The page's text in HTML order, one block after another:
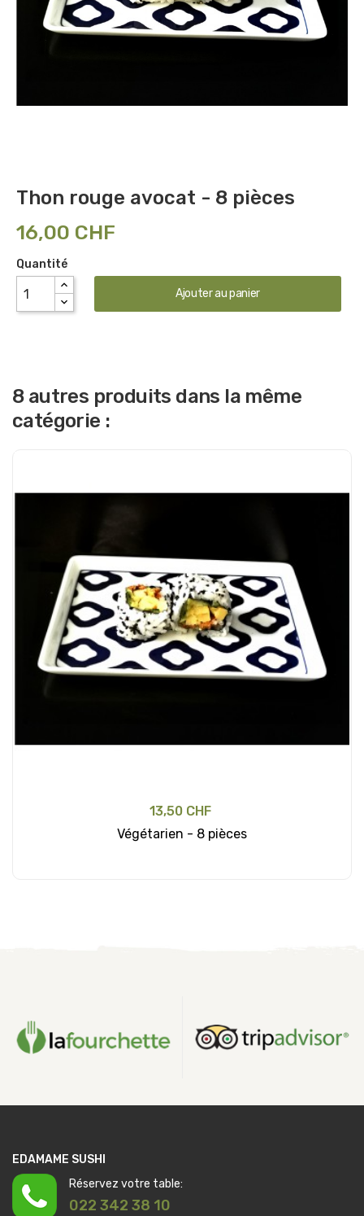
Thon rouge avocat - 8 pièces
16,00 CHF
Quantité
Ajouter au panier
8 autres produits dans la même
catégorie :
13,50 CHF
Végétarien - 8 pièces
EDAMAME SUSHI
Réservez votre table:
022 342 38 10